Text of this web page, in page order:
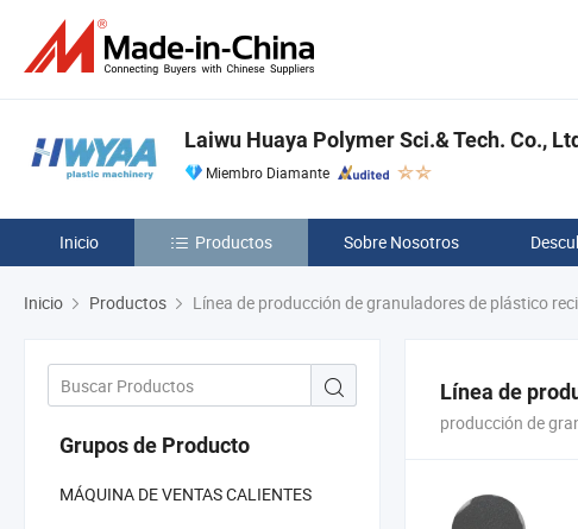
Laiwu Huaya Polymer Sci.& Tech. Co.,
Miembro Diamante
Inicio Productos Sobre Nosotros
Inicio Productos Línea de producción de granuladores de plástico
Grupos de Producto
MÁQUINA DE VENTAS CALIENTES
Línea de
producción de